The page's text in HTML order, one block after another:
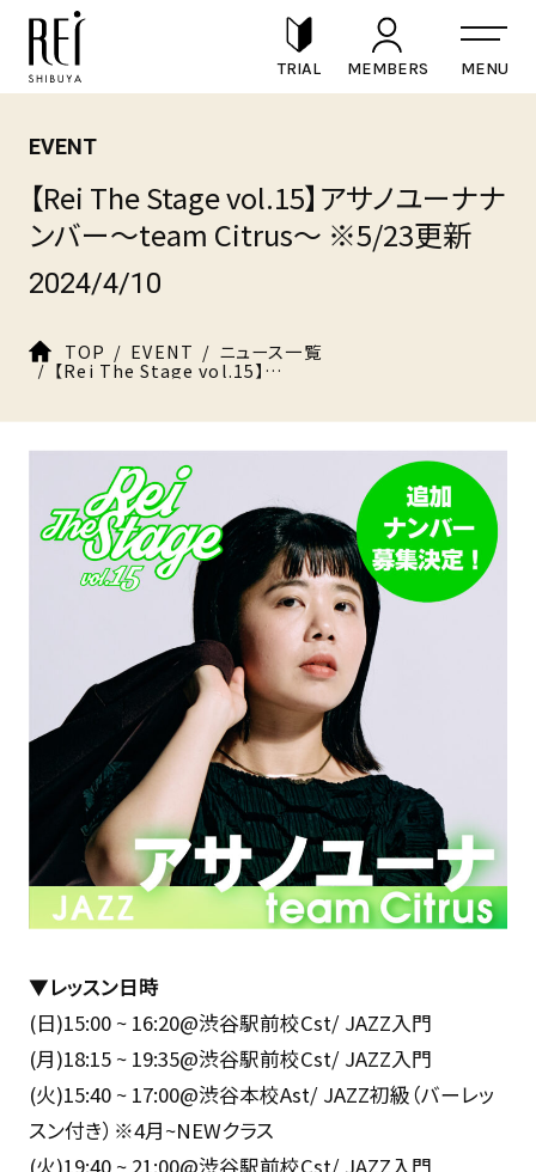
TRIAL MEMBERS
EVENT
【Rei The Stage vol.15】アサノユーナナ
ンバー〜team Citrus〜 ※5/23更新
2024/4/10
TOP EVENT ニュース一覧
【Rei The Stage vol.15】アサノユーナナンバー〜team Citrus〜 ※5/23更新
▼レッスン日時
(日)15:00 ~ 16:20@渋谷駅前校Cst/ JAZZ入門
(月)18:15 ~ 19:35@渋谷駅前校Cst/ JAZZ入門
(火)15:40 ~ 17:00@渋谷本校Ast/ JAZZ初級（バーレッ
スン付き）※4月~NEWクラス
(火)19:40 ~ 21:00@渋谷駅前校Cst/ JAZZ入門